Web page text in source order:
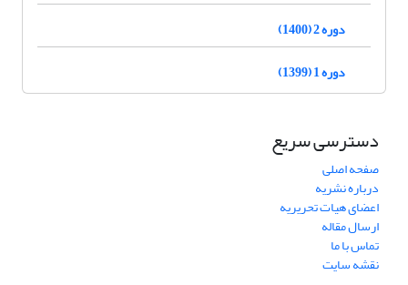
دوره 2 (1400)
دوره 1 (1399)
دسترسی سریع
صفحه اصلی
درباره نشریه
اعضای هیات تحریریه
ارسال مقاله
تماس با ما
نقشه سایت